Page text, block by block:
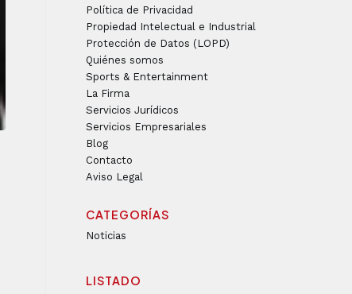
Política de Privacidad
Propiedad Intelectual e Industrial
Protección de Datos (LOPD)
Quiénes somos
Sports & Entertainment
La Firma
Servicios Jurídicos
Servicios Empresariales
Blog
Contacto
Aviso Legal
CATEGORÍAS
Noticias
LISTADO